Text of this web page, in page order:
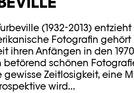
(1932-2013)
Fotografin gehört
ihren Anfängen in den
betörend schönen
Zeitlosigkeit, eine
wird...